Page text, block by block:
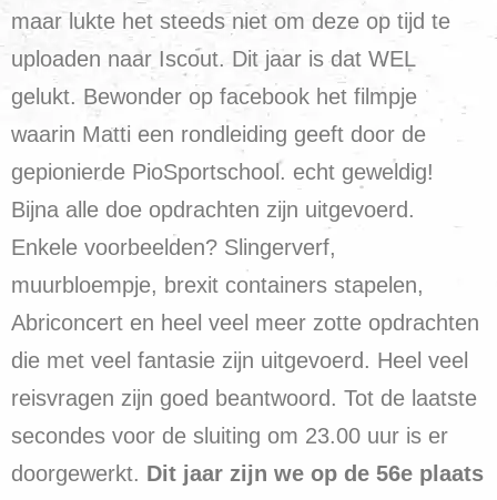
maar lukte het steeds niet om deze op tijd te
uploaden naar Iscout. Dit jaar is dat WEL
gelukt. Bewonder op facebook het filmpje
waarin Matti een rondleiding geeft door de
gepionierde PioSportschool. echt geweldig!
Bijna alle doe opdrachten zijn uitgevoerd.
Enkele voorbeelden? Slingerverf,
muurbloempje, brexit containers stapelen,
Abriconcert en heel veel meer zotte opdrachten
die met veel fantasie zijn uitgevoerd. Heel veel
reisvragen zijn goed beantwoord. Tot de laatste
secondes voor de sluiting om 23.00 uur is er
doorgewerkt. Dit jaar zijn we op de 56e plaats